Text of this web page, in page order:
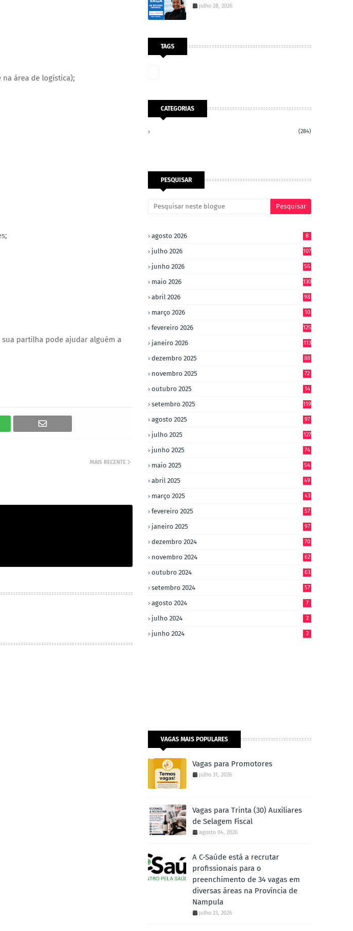
área de logística);
partilha pode ajudar alguém a
MAIS RECENTE
julho 28, 2026
TAGS
CATEGORIAS
(284)
PESQUISAR
agosto 2026 8
julho 2026 107
junho 2026 56
maio 2026 130
abril 2026 98
março 2026
10
fevereiro 2026 125
janeiro 2026 113
dezembro 2025 88
novembro 2025 72
outubro 2025
14
setembro 2025 119
agosto 2025 97
julho 2025 127
junho 2025 74
maio 2025 54
abril 2025 49
março 2025 43
fevereiro 2025 57
janeiro 2025 97
dezembro 2024 70
novembro 2024 62
outubro 2024 63
setembro 2024 57
agosto 2024 7
julho 2024 2
junho 2024 2
VAGAS MAIS POPULARES
Vagas para Promotores
julho 31, 2026
Vagas para Trinta (30) Auxiliares
de Selagem Fiscal
agosto 04, 2026
A C-Saúde está a recrutar
profissionais para o
preenchimento de 34 vagas em
diversas áreas na Província de
Nampula
julho 23, 2026